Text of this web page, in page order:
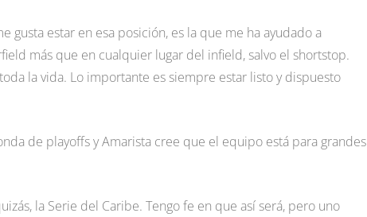
gusta estar en esa posición, es la que me ha ayudado a
más que en cualquier lugar del infield, salvo el shortstop.
la vida. Lo importante es siempre estar listo y dispuesto
de playoffs y Amarista cree que el equipo está para grandes
la Serie del Caribe. Tengo fe en que así será, pero uno